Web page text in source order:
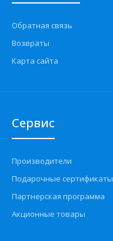
Обратная связь
Возвраты
Карта сайта
Сервис
Производители
Подарочные сертификаты
Партнерская программа
Акционные товары